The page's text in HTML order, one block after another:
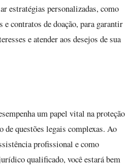
estratégias personalizadas, como
e contratos de doação, para garantir
e atender aos desejos de sua
um papel vital na proteção
de questões legais complexas. Ao
profissional e como
qualificado, você estará bem